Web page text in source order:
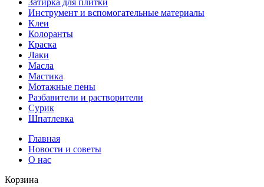
Затирка для плитки
Инструмент и вспомогательные материалы
Клеи
Колоранты
Краска
Лаки
Масла
Мастика
Мотажные пены
Разбавители и растворители
Сурик
Шпатлевка
Главная
Новости и советы
О нас
Корзина